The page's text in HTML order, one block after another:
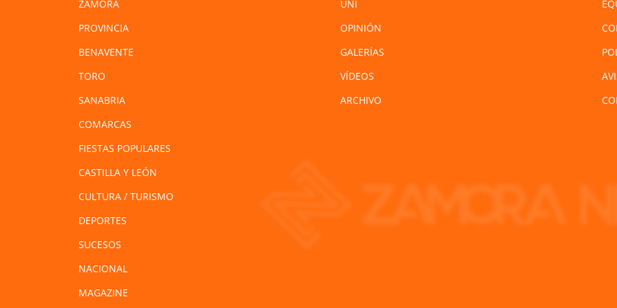
ZAMORA
PROVINCIA
BENAVENTE
TORO
SANABRIA
COMARCAS
FIESTAS POPULARES
CASTILLA Y LEÓN
CULTURA / TURISMO
DEPORTES
SUCESOS
NACIONAL
MAGAZINE
UNI
OPINIÓN
GALERÍAS
VÍDEOS
ARCHIVO